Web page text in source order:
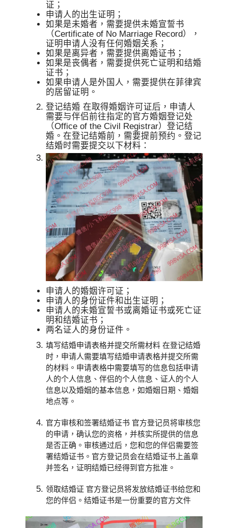
证；
申请人的出生证明；
如果是未婚者，需要提供未婚宣誓书
（Certificate of No Marriage Record），
证明申请人没有任何婚姻关系；
如果是离异者，需要提供离婚证书；
如果是丧偶者，需要提供死亡证明和结婚
证书；
如果申请人是外国人，需要提供在菲律宾
的居留证明。
登记结婚 在取得婚姻许可证后，申请人
需要与伴侣前往指定的官方婚姻登记处
（Office of the Civil Registrar）登记结
婚。在登记结婚前，需要提前预约。登记
结婚时需要提交以下材料：
申请人的婚姻许可证；
申请人的身份证件和出生证明；
申请人的未婚宣誓书或离婚证书或死亡证
明和结婚证书；
两名证人的身份证件。
填写结婚申请表格并提交所需材料 在登记结婚
时，申请人需要填写结婚申请表格并提交所需
的材料。申请表格中需要填写的信息包括申请
人的个人信息、伴侣的个人信息、证人的个人
信息以及婚姻的基本信息，如婚姻日期、婚姻
地点等。
官方审核和签署结婚证书 官方登记员将审核您
的申请，确认您的资格，并核实所提供的信息
是否正确。审核通过后，您和您的伴侣需要签
署结婚证书。官方登记员会在结婚证书上盖章
并签名，证明结婚已经得到官方批准。
领取结婚证 官方登记员将发放结婚证书给您和
您的伴侣。结婚证书是一份重要的官方文件